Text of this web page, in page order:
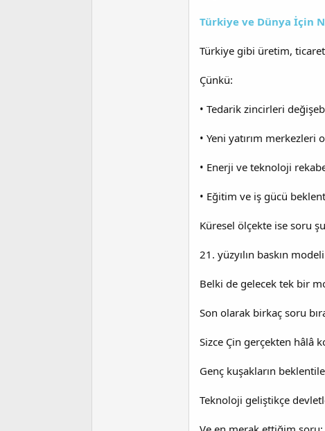
Türkiye ve Dünya İçin
Türkiye gibi üretim,
Çünkü:
• Tedarik zincirleri
• Yeni yatırım merkezleri
• Enerji ve teknoloji
• Eğitim ve iş gücü
Küresel ölçekte ise soru
21. yüzyılın baskın
Belki de gelecek tek bir
Son olarak birkaç soru
Sizce Çin gerçekten hâlâ
Genç kuşakların
Teknoloji geliştikçe